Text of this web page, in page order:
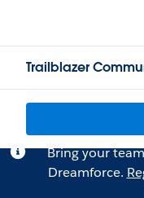
Trailblazer
Bring your
Dreamforce.